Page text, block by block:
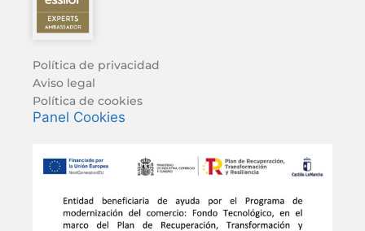
Política de privacidad
Aviso legal
Política de cookies
Panel Cookies